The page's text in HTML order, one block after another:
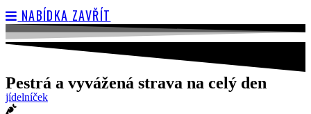
NABÍDKA ZAVŘÍT
Pestrá a vyvážená strava na celý den
jídelníček